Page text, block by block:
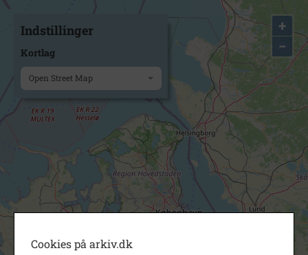
+
−
Indstillinger
Kortlag
Open Street Map
Cookies på arkiv.dk